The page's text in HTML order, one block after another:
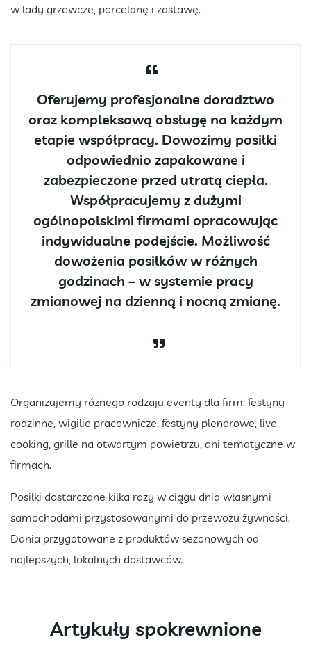
w lady grzewcze, porcelanę i zastawę.
Oferujemy profesjonalne doradztwo
oraz kompleksową obsługę na każdym
etapie współpracy. Dowozimy posiłki
odpowiednio zapakowane i
zabezpieczone przed utratą ciepła.
Współpracujemy z dużymi
ogólnopolskimi firmami opracowując
indywidualne podejście. Możliwość
dowożenia posiłków w różnych
godzinach – w systemie pracy
zmianowej na dzienną i nocną zmianę.
Organizujemy różnego rodzaju eventy dla firm: festyny
rodzinne, wigilie pracownicze, festyny plenerowe, live
cooking, grille na otwartym powietrzu, dni tematyczne w
firmach.
Posiłki dostarczane kilka razy w ciągu dnia własnymi
samochodami przystosowanymi do przewozu żywności.
Dania przygotowane z produktów sezonowych od
najlepszych, lokalnych dostawców.
Artykuły spokrewnione